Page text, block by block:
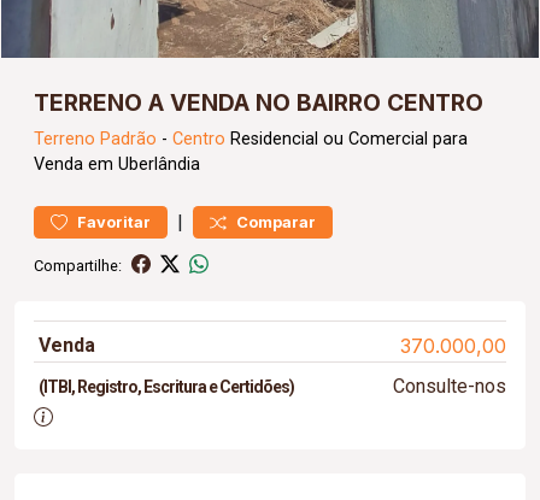
TERRENO A VENDA NO BAIRRO CENTRO
Terreno Padrão - Centro Residencial ou Comercial para
Venda em Uberlândia
Favoritar | Comparar
Compartilhe:
Venda 370.000,00
(ITBI, Registro, Escritura e Certidões) Consulte-nos